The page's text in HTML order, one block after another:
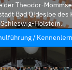
der Theodor-
Bad Oldesloe des
Schleswig-Holstein.
/